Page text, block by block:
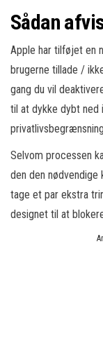
Sådan
Apple har tilføjet en
brugerne tillade /
gang du vil
til at dykke dybt ned
Selvom processen
den den
tage et par ekstra
designet til at